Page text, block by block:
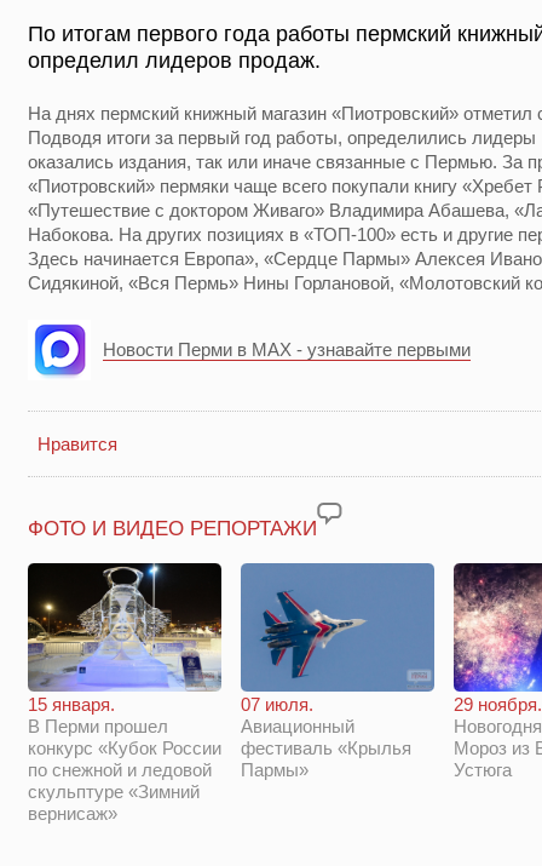
По итогам первого года работы пермский
определил лидеров продаж.
На днях пермский книжный магазин «Пиотровский»
Подводя итоги за первый год работы, определились
оказались издания, так или иначе связанные с Пермью. За
«Пиотровский» пермяки чаще всего покупали книгу
«Путешествие с доктором Живаго» Владимира Абашева,
Набокова. На других позициях в «ТОП-100» есть и другие
Здесь начинается Европа», «Сердце Пармы» Алексея
Сидякиной, «Вся Пермь» Нины Горлановой, «Молотовский
Новости Перми в MAX - узнавайте первыми
Нравится
ФОТО И ВИДЕО РЕПОРТАЖИ
15 января.
В Перми прошел
конкурс «Кубок России
по снежной и ледовой
скульптуре «Зимний
вернисаж»
07 июля.
Авиационный
фестиваль «Крылья
Пармы»
29 ноября.
Мороз из
Устюга